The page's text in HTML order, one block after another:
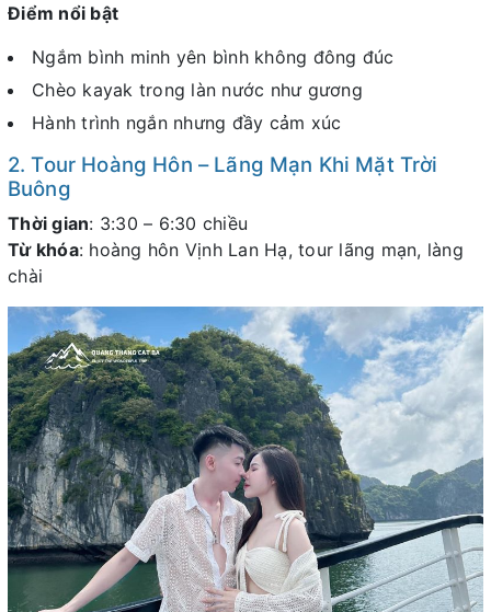
Điểm nổi bật
Ngắm bình minh yên bình không đông đúc
Chèo kayak trong làn nước như gương
Hành trình ngắn nhưng đầy cảm xúc
2. Tour Hoàng Hôn – Lãng Mạn Khi Mặt Trời
Buông
Thời gian: 3:30 – 6:30 chiều
Từ khóa: hoàng hôn Vịnh Lan Hạ, tour lãng mạn, làng
chài